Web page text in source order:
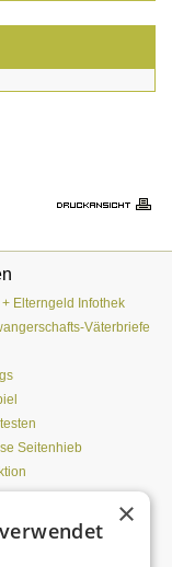
+ Elterngeld Infothek
Väterbriefe
Seitenhieb
×